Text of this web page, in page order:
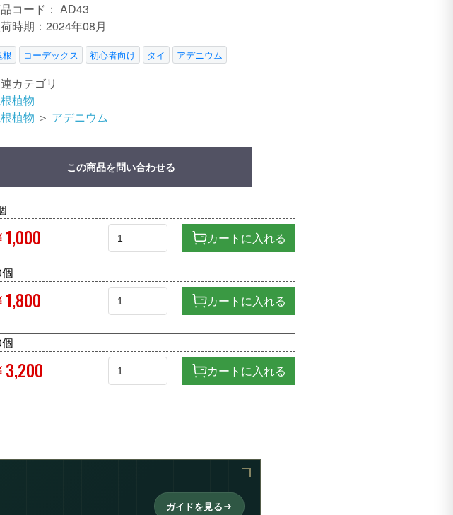
コード： AD43
時期：2024年08月
根 コーデックス 初心者向け タイ アデニウム
カテゴリ
植物
植物 ＞ アデニウム
この商品を問い合わせる
1,000 カートに入れる
1,800 カートに入れる
3,200 カートに入れる
ガイドを見る